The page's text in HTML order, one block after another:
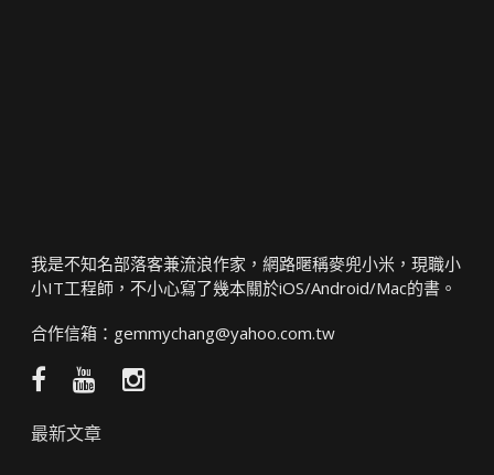
我是不知名部落客兼流浪作家，網路暱稱麥兜小米，現職小
小IT工程師，不小心寫了幾本關於iOS/Android/Mac的書。
合作信箱： gemmychang@yahoo.com.tw
Facebook
團
YouTube
頻
Instagram
最新文章